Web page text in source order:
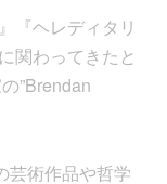
『ヘレディタリ
関わってきたと
”Brendan
芸術作品や哲学